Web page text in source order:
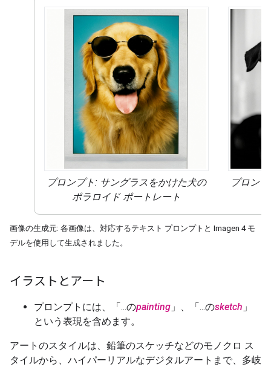
プロンプト: サングラスをかけた犬の
ポラロイド ポートレート
プロン
画像の生成元: 各画像は、対応するテキスト プロンプトと Imagen 4 モ
デルを使用して生成されました。
イラストとアート
プロンプトには、「...のpainting 」 「...のsketch 」
という表現を含めます。
アートのスタイルは、鉛筆のスケッチなどのモノクロ ス
タイルから、ハイパーリアルなデジタルアートまで、多岐